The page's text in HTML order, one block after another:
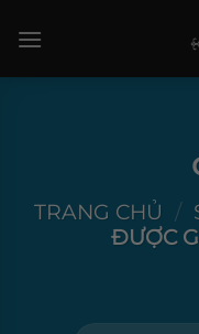
qua
TRANG CHỦ /
ĐƯỢC